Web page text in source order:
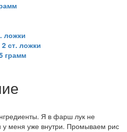
ложки
2 ст. ложки
грамм
Я в фарш лук не
у меня уже внутри. Промываем рис